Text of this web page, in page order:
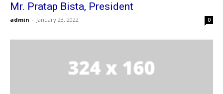
Mr. Pratap Bista, President
admin - January 23, 2022 0